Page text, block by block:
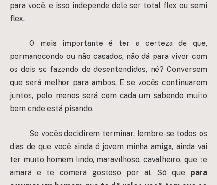
para você, e isso independe dele ser total flex ou semi
flex.
O mais importante é ter a certeza de que,
permanecendo ou não casados, não dá para viver com
os dois se fazendo de desentendidos, né? Conversem
que será melhor para ambos. E se vocês continuarem
juntos, pelo menos será com cada um sabendo muito
bem onde está pisando.
Se vocês decidirem terminar, lembre-se todos os
dias de que você ainda é jovem minha amiga, ainda vai
ter muito homem lindo, maravilhoso, cavalheiro, que te
amará e te comerá gostoso por aí. Só que para